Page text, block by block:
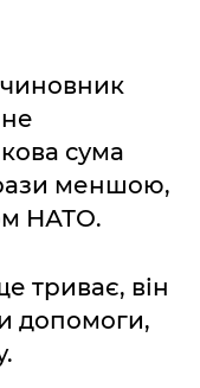
сума
меншою,
НАТО.
триває, він
допомоги,